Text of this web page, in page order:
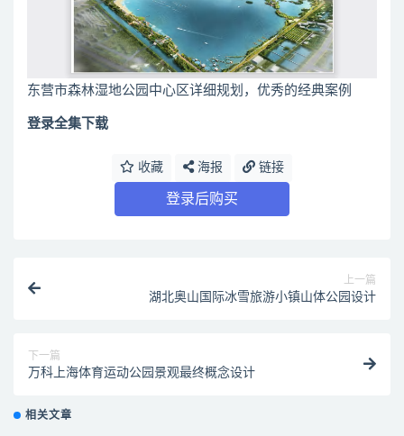
东营市森林湿地公园中心区详细规划，优秀的经典案例
登录全集下载
收藏 海报 链接
登录后购买
上一篇
湖北奥山国际冰雪旅游小镇山体公园设计
下一篇
万科上海体育运动公园景观最终概念设计
相关文章